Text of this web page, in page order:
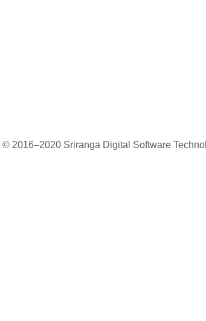
© 2016–2020 Sriranga Digital Software